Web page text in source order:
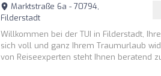
Marktstraße 6a - 70794,
Filderstadt
Willkommen bei der TUI in Filderstadt,
sich voll und ganz Ihrem Traumurlaub
von Reiseexperten steht Ihnen beratend